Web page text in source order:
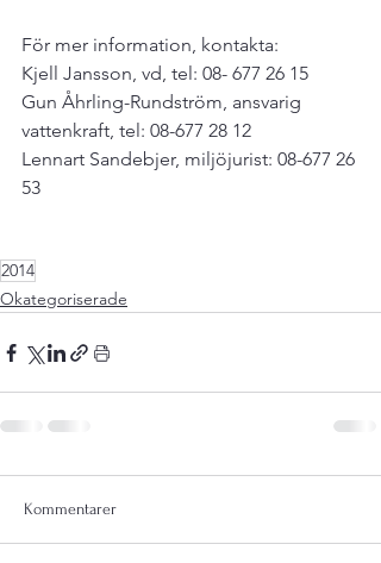
För mer information, kontakta:
Kjell Jansson, vd, tel: 08- 677 26 15
Gun Åhrling-Rundström, ansvarig
vattenkraft, tel: 08-677 28 12
Lennart Sandebjer, miljöjurist: 08-677 26
53
2014
Okategoriserade
Kommentarer